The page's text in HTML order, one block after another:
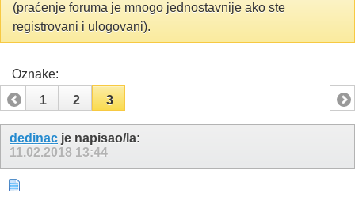
(praćenje foruma je mnogo jednostavnije ako ste
registrovani i ulogovani).
Oznake:
1
2 3
dedinac je napisao/la:
11.02.2018 13:44